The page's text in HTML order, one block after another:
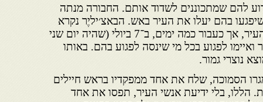
להם שמתכוננים לשדוד אותם. החבורה מנתה
שיפגעו בהם יעלו את העיר באש. הבאצ׳יליֶר נקרא
על מעשיו לדיI ודברים לפני ראשות העיר, אך כעבור כמה ימים, ב־7 ביולי (שהיה יום שני
לפגוע בכל מי שינסה לפגוע בהם. באותו
נוצרי גמור.
הסמוכה, שלח את אחד ממפקדיו בראש חיילים
הללו, בלי ידיעת אנשי העיר, תפסו את אחד